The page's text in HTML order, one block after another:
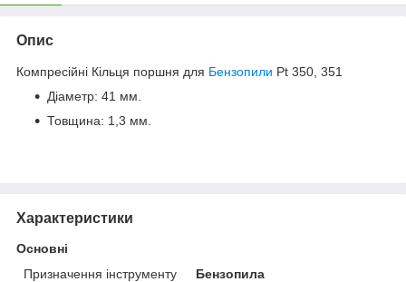
Опис
Компресійні Кільця поршня для Бензопили Pt 350, 351
Діаметр: 41 мм.
Товщина: 1,3 мм.
Характеристики
Основні
Призначення інструменту
Бензопила